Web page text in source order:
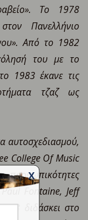
X
Το 1978
Πανελλήνιο
Από το 1982
του με το
1983 έκανε τις
τζαζ ως
αυτοσχεδιασμού,
College Of Music
προσωπικότητες
Fontaine, Jeff
διδάσκει στο